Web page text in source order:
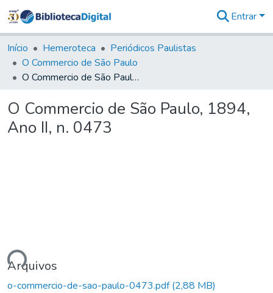
&
Coleções
Tudo na
Biblioteca
Estatísticas
Entrar
Início Hemeroteca
Periódicos Paulistas
O Commercio de São Paulo
O Commercio de São Paulo, 1894, Ano II, n. 0473
O Commercio de São Paulo, 1894,
Ano II, n. 0473
Arquivos
o-commercio-de-sao-paulo-0473.pdf(2,88 MB)